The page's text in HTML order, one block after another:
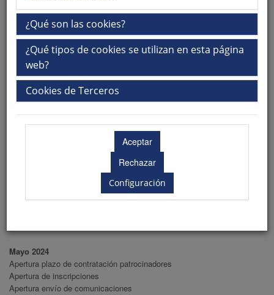
¿Qué son las cookies?
¿Qué tipos de cookies se utilizan en esta página
web?
Cookies de Terceros
Configuración
Sede y ciudad
Recogida de documentación en sede
iEvents
Transportes
Fechas importantes
Mayo 2024
Apertura plazo de contratación patrocinadores
Apertura de inscripciones
Apertura envío de comunicaciones